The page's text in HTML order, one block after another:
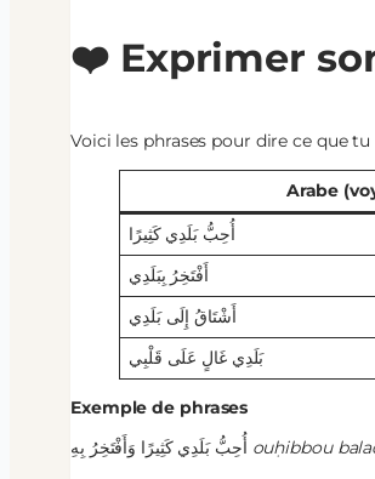
❤️ Exprimer
Voici les phrases pour dire ce que
Arabe
أُحِبُّ بَلَدِي كَثِيرًا
أَفْتَخِرُ بِبَلَدِي
أَشْتَاقُ إِلَى بَلَدِي
بَلَدِي غَالٍ عَلَى قَلْبِي
Exemple de phrases
ouḥibbou